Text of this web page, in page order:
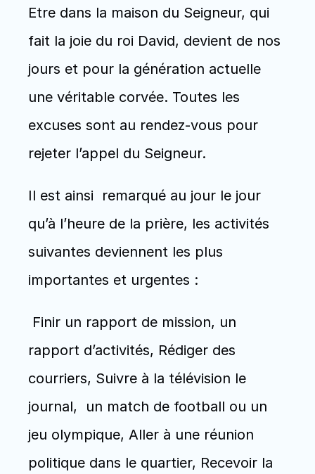
Etre dans la maison du Seigneur, qui
fait la joie du roi David, devient de nos
jours et pour la génération actuelle
une véritable corvée. Toutes les
excuses sont au rendez-vous pour
rejeter l’appel du Seigneur.
Il est ainsi  remarqué au jour le jour
qu’à l’heure de la prière, les activités
suivantes deviennent les plus
importantes et urgentes :
rapport d’activités, Rédiger des
courriers, Suivre à la télévision le
journal,  un match de football ou un
jeu olympique, Aller à une réunion
politique dans le quartier, Recevoir la